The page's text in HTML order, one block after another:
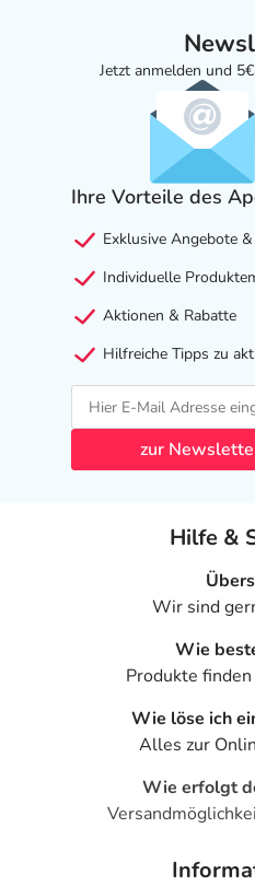
Jetzt anmelden und
Ihre Vorteile des
Exklusive Angebote
Individuelle
Aktionen & Rabatte
Hilfreiche Tipps zu
zur
Hilfe &
Wir sind
Wie
Produkte
Wie löse ich
Alles zur
Wie erfolgt